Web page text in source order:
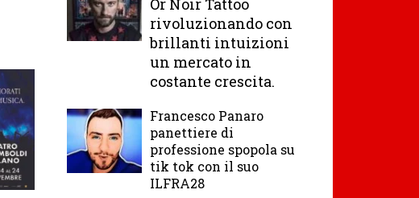
Or Noir Tattoo
rivoluzionando con
brillanti intuizioni
un mercato in
costante crescita.
Francesco Panaro
panettiere di
professione spopola su
tik tok con il suo
ILFRA28